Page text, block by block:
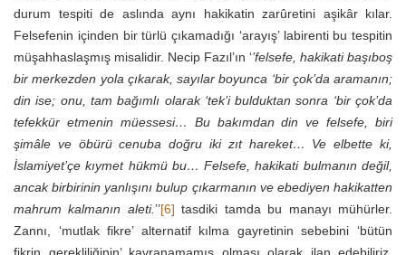
durum tespiti de aslında aynı hakikatin zarûretini aşikâr kılar.
Felsefenin içinden bir türlü çıkamadığı ‘arayış’ labirenti bu tespitin
müşahhaslaşmış misalidir. Necip Fazıl’ın ‘’felsefe, hakikati başıboş
bir merkezden yola çıkarak, sayılar boyunca ‘bir çok’da aramanın;
din ise; onu, tam bağımlı olarak ‘tek’i bulduktan sonra ‘bir çok’da
tefekkür etmenin müessesi… Bu bakımdan din ve felsefe, biri
şimâle ve öbürü cenuba doğru iki zıt hareket… Ve elbette ki,
İslamiyet’çe kıymet hükmü bu… Felsefe, hakikati bulmanın değil,
ancak birbirinin yanlışını bulup çıkarmanın ve ebediyen hakikatten
mahrum kalmanın aleti. ’’[6] tasdiki tamda bu manayı mühürler.
Zannı, ‘mutlak fikre’ alternatif kılma gayretinin sebebini ‘bütün
fikrin gerekliliğinin’ kavranamamış olması olarak ilan edebiliriz.